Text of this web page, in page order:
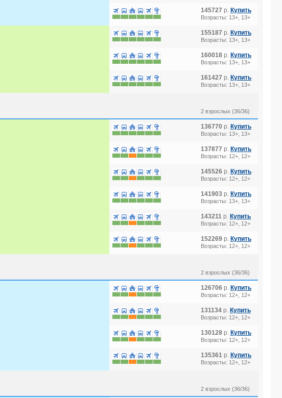
145727 р. Купить
Возрасты: 13+, 13+
155187 р. Купить
Возрасты: 13+, 13+
160018 р. Купить
Возрасты: 13+, 13+
161427 р. Купить
Возрасты: 13+, 13+
2 взрослых (36/36)
136770 р. Купить
Возрасты: 13+, 13+
137877 р. Купить
Возрасты: 12+, 12+
145526 р. Купить
Возрасты: 12+, 12+
141903 р. Купить
Возрасты: 13+, 13+
143211 р. Купить
Возрасты: 12+, 12+
152269 р. Купить
Возрасты: 12+, 12+
2 взрослых (36/36)
126706 р. Купить
Возрасты: 12+, 12+
131134 р. Купить
Возрасты: 12+, 12+
130128 р. Купить
Возрасты: 12+, 12+
135361 р. Купить
Возрасты: 12+, 12+
2 взрослых (36/36)